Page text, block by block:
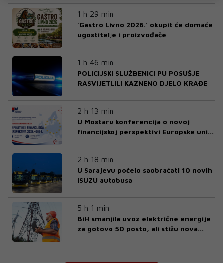
1 h 29 min
'Gastro Livno 2026.' okupit će domaće
ugostitelje i proizvođače
1 h 46 min
POLICIJSKI SLUŽBENICI PU POSUŠJE
RASVIJETLILI KAZNENO DJELO KRAĐE
2 h 13 min
U Mostaru konferencija o novoj
financijskoj perspektivi Europske unije
2 h 18 min
U Sarajevu počelo saobraćati 10 novih
ISUZU autobusa
5 h 1 min
BiH smanjila uvoz električne energije
za gotovo 50 posto, ali stižu nova